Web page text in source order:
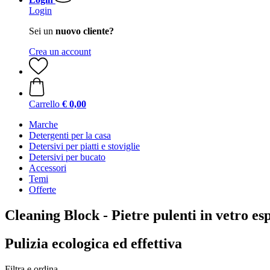
Login
Sei un nuovo cliente?
Crea un account
Carrello € 0,00
Marche
Detergenti per la casa
Detersivi per piatti e stoviglie
Detersivi per bucato
Accessori
Temi
Offerte
Cleaning Block - Pietre pulenti in vetro
Pulizia ecologica ed effettiva